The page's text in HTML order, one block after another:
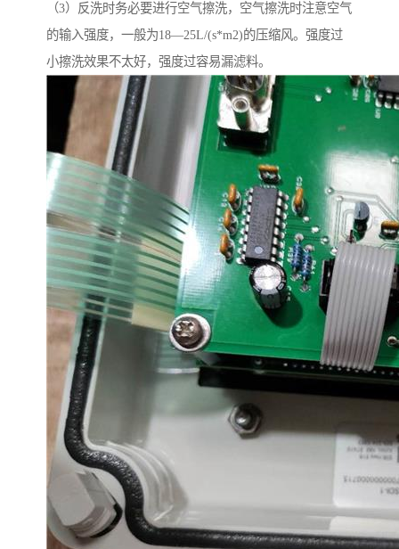
（3）反洗时务必要进行空气擦洗，空气擦洗时注意空气
的输入强度，一般为18—25L/(s*m2)的压缩风。强度过
小擦洗效果不太好，强度过容易漏滤料。